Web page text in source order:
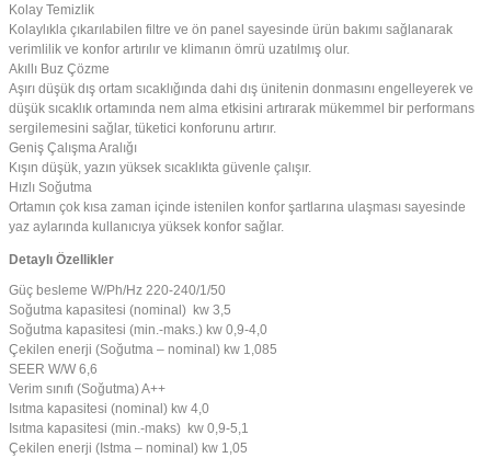
Kolay Temizlik
Kolaylıkla çıkarılabilen filtre ve ön panel sayesinde ürün bakımı sağlanarak
verimlilik ve konfor artırılır ve klimanın ömrü uzatılmış olur.
Akıllı Buz Çözme
Aşırı düşük dış ortam sıcaklığında dahi dış ünitenin donmasını engelleyerek ve
düşük sıcaklık ortamında nem alma etkisini artırarak mükemmel bir performans
sergilemesini sağlar, tüketici konforunu artırır.
Geniş Çalışma Aralığı
Kışın düşük, yazın yüksek sıcaklıkta güvenle çalışır.
Hızlı Soğutma
Ortamın çok kısa zaman içinde istenilen konfor şartlarına ulaşması sayesinde
yaz aylarında kullanıcıya yüksek konfor sağlar.
Detaylı Özellikler
Güç besleme W/Ph/Hz 220-240/1/50
Soğutma kapasitesi (nominal) kw 3,5
Soğutma kapasitesi (min.-maks.) kw 0,9-4,0
Çekilen enerji (Soğutma – nominal) kw 1,085
SEER W/W 6,6
Verim sınıfı (Soğutma) A++
Isıtma kapasitesi (nominal) kw 4,0
Isıtma kapasitesi (min.-maks) kw 0,9-5,1
Çekilen enerji (Istma – nominal) kw 1,05